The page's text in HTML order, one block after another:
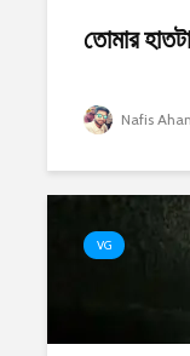
তোমার
Nafis
VG